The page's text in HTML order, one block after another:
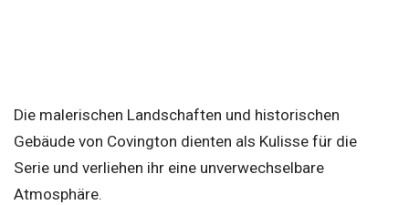
Die malerischen Landschaften und historischen
Gebäude von Covington dienten als Kulisse für die
Serie und verliehen ihr eine unverwechselbare
Atmosphäre.